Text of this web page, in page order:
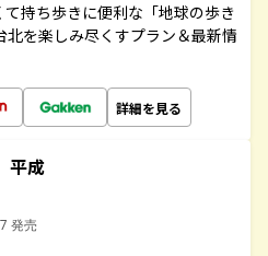
持ち歩きに便利な「地球の歩き
を楽しみ尽くすプラン＆最新情
詳細を見る
平成
発売